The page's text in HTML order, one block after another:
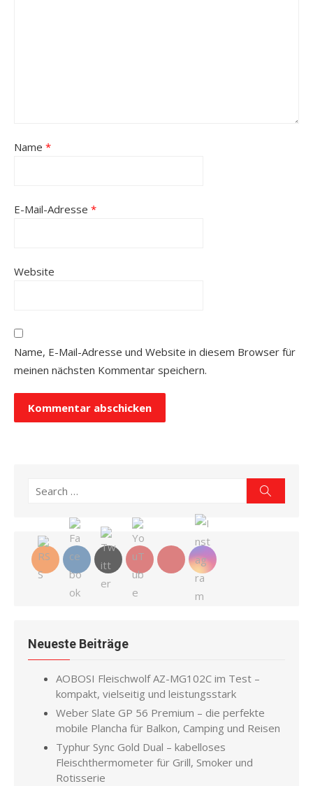
Name *
E-Mail-Adresse *
Website
Name, E-Mail-Adresse und Website in diesem Browser für
meinen nächsten Kommentar speichern.
Search
Neueste Beiträge
AOBOSI Fleischwolf AZ-MG102C im Test –
kompakt, vielseitig und leistungsstark
Weber Slate GP 56 Premium – die perfekte
mobile Plancha für Balkon, Camping und Reisen
Typhur Sync Gold Dual – kabelloses
Fleischthermometer für Grill, Smoker und
Rotisserie